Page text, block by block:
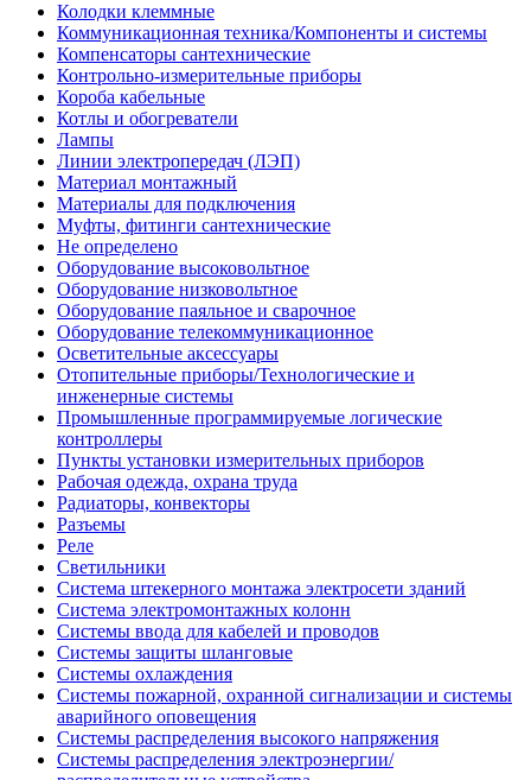
Колодки клеммные
Коммуникационная техника/Компоненты и системы
Компенсаторы сантехнические
Контрольно-измерительные приборы
Короба кабельные
Котлы и обогреватели
Лампы
Линии электропередач (ЛЭП)
Материал монтажный
Материалы для подключения
Муфты, фитинги сантехнические
Не определено
Оборудование высоковольтное
Оборудование низковольтное
Оборудование паяльное и сварочное
Оборудование телекоммуникационное
Осветительные аксессуары
Отопительные приборы/Технологические и
инженерные системы
Промышленные программируемые логические
контроллеры
Пункты установки измерительных приборов
Рабочая одежда, охрана труда
Радиаторы, конвекторы
Разъемы
Реле
Светильники
Система штекерного монтажа электросети зданий
Система электромонтажных колонн
Системы ввода для кабелей и проводов
Системы защиты шланговые
Системы охлаждения
Системы пожарной, охранной сигнализации и системы
аварийного оповещения
Системы распределения высокого напряжения
Системы распределения электроэнергии/